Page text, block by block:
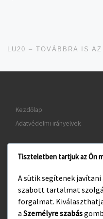
Kezdőlap
Adatvédelmi irányelvek
www.visitgyula.com
www.gyulakult.hu
Tiszteletben tartjuk az Ön
A sütik segítenek
szabott tartalmat
forgalmat.
a Személyre szabás